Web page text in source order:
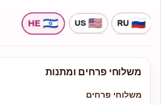
משלוחי פרחים ומתנות
משלוחי פרחים